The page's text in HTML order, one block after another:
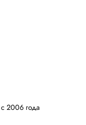
2006 года